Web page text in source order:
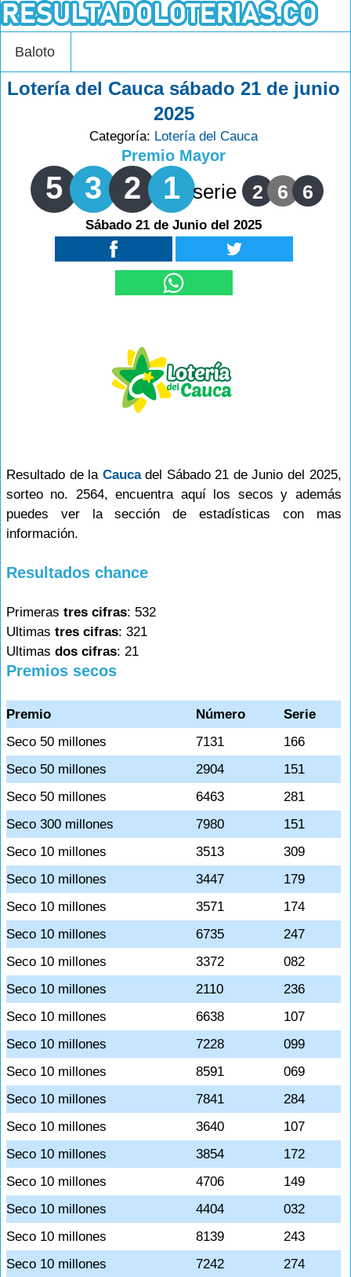
Baloto
Lotería del Cauca sábado 21 de junio
2025
Categoría: Lotería del Cauca
Premio Mayor
5 3 2 1 serie 2 6 6
Sábado 21 de Junio del 2025
Resultado de la Caucadel Sábado 21 de Junio del 2025,
sorteo no. 2564, encuentra aquí los secos y además
puedes ver la sección de estadísticas con mas
información.
Resultados chance
Primeras tres cifras: 532
Ultimas tres cifras: 321
Ultimas dos cifras: 21
Premios secos
Premio Número
Serie
Seco 50 millones
7131
166
Seco 50 millones
2904
151
Seco 50 millones
6463
281
Seco 300 millones
7980
151
Seco 10 millones
3513
309
Seco 10 millones
3447
179
Seco 10 millones
3571
174
Seco 10 millones
6735
247
Seco 10 millones
3372
082
Seco 10 millones
2110
236
Seco 10 millones
6638
107
Seco 10 millones
7228
099
Seco 10 millones
8591
069
Seco 10 millones
7841
284
Seco 10 millones
3640
107
Seco 10 millones
3854
172
Seco 10 millones
4706
149
Seco 10 millones
4404
032
Seco 10 millones
8139
243
Seco 10 millones
7242
274